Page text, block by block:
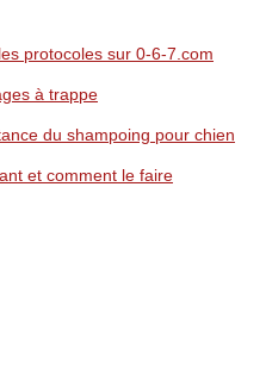
protocoles sur 0-6-7.com
à trappe
du shampoing pour chien
et comment le faire